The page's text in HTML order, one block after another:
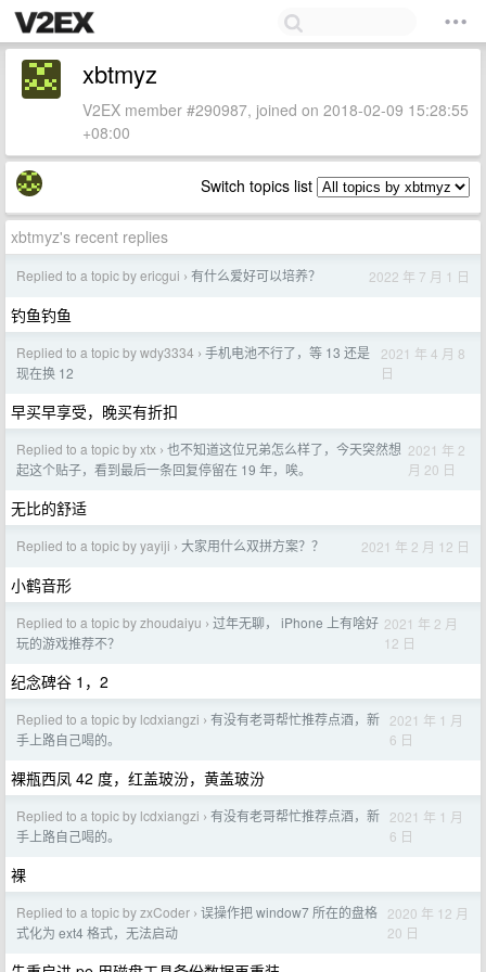
xbtmyz
V2EX member #290987, joined on 2018-02-09 15:28:55
+08:00
Switch topics list
xbtmyz's recent replies
Replied to a topic by ericgui › 有什么爱好可以培养？ 2022 年 7 月 1 日
钓鱼钓鱼
Replied to a topic by wdy3334 › 手机电池不行了，等 13 还是
现在换 12
2021 年 4 月 8
日
早买早享受，晚买有折扣
Replied to a topic by xtx › 也不知道这位兄弟怎么样了，今天突然想
起这个贴子，看到最后一条回复停留在 19 年，唉。
2021 年 2
月 20 日
无比的舒适
Replied to a topic by yayiji › 大家用什么双拼方案？？ 2021 年 2 月 12 日
小鹤音形
Replied to a topic by zhoudaiyu › 过年无聊， iPhone 上有啥好
玩的游戏推荐不？
2021 年 2 月
12 日
纪念碑谷 1，2
Replied to a topic by lcdxiangzi › 有没有老哥帮忙推荐点酒，新
手上路自己喝的。
2021 年 1 月
6 日
裸瓶西凤 42 度，红盖玻汾，黄盖玻汾
Replied to a topic by lcdxiangzi › 有没有老哥帮忙推荐点酒，新
手上路自己喝的。
2021 年 1 月
6 日
裸
Replied to a topic by zxCoder › 误操作把 window7 所在的盘格
式化为 ext4 格式，无法启动
2020 年 12 月
20 日